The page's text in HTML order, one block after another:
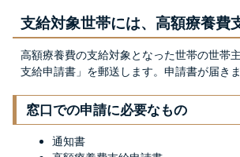
支給対象世帯には、高額療養費
高額療養費の支給対象となった世帯の世帯
支給申請書」を郵送します。申請書が届き
窓口での申請に必要なもの
通知書